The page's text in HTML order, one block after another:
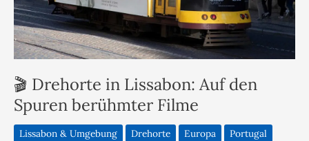
🎬 Drehorte in Lissabon: Auf den
Spuren berühmter Filme
Lissabon & Umgebung Drehorte Europa
Portugal